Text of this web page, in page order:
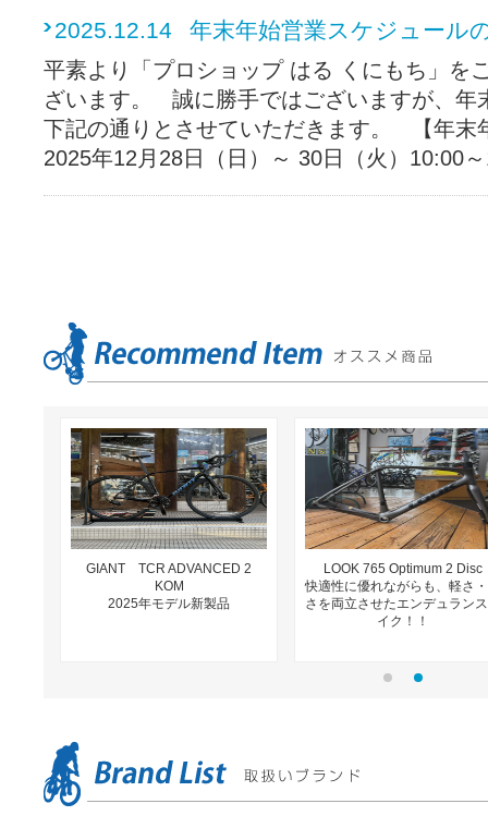
2025.12.14 年末年始営業スケジュール
平素より「プロショップ はる くにもち」を
ざいます。 誠に勝手ではございますが、年
下記の通りとさせていただきます。 【年末
2025年12月28日（日）～ 30日（火）10:00
GIANT TCR ADVANCED 2
KOM
2025年モデル新製品
LOOK 765 Optimum 2 Disc
快適性に優れながらも、軽さ
さを両立させたエンデュラン
イク！！